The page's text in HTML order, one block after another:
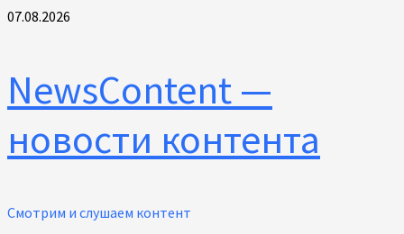
Перейти
07.08.2026
NewsContent —
новости контента
Смотрим и слушаем контент